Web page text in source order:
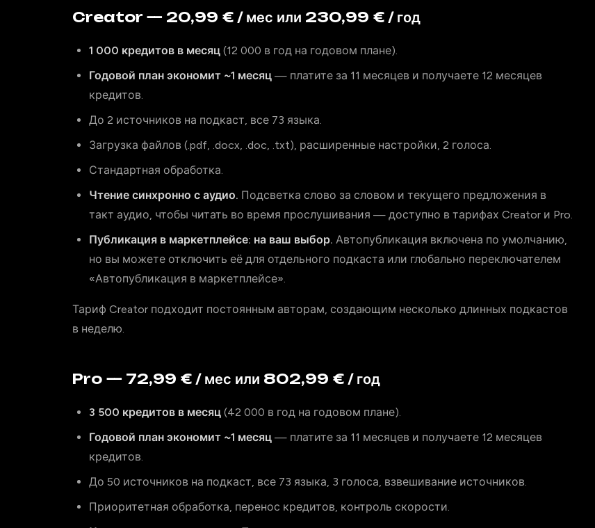
Creator — 20,99 € / мес или 230,99 € / год
1 000 кредитов в месяц (12 000 в год на годовом плане).
Годовой план экономит ~1 месяц — платите за 11 месяцев и получаете 12 месяцев
кредитов.
До 2 источников на подкаст, все 73 языка.
Загрузка файлов (.pdf, .docx, .doc, .txt), расширенные настройки, 2 голоса.
Стандартная обработка.
Чтение синхронно с аудио. Подсветка слово за словом и текущего предложения в
такт аудио, чтобы читать во время прослушивания — доступно в тарифах Creator и Pro.
Публикация в маркетплейсе: на ваш выбор. Автопубликация включена по умолчанию,
но вы можете отключить её для отдельного подкаста или глобально переключателем
«Автопубликация в маркетплейсе».
Тариф Creator подходит постоянным авторам, создающим несколько длинных подкастов
в неделю.
Pro — 72,99 € / мес или 802,99 € / год
3 500 кредитов в месяц (42 000 в год на годовом плане).
Годовой план экономит ~1 месяц — платите за 11 месяцев и получаете 12 месяцев
кредитов.
До 50 источников на подкаст, все 73 языка, 3 голоса, взвешивание источников.
Приоритетная обработка, перенос кредитов, контроль скорости.